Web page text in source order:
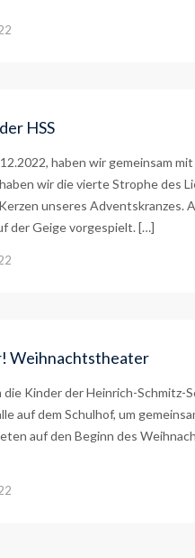
HSS
haben wir gemeinsam
wir die vierte Strophe des
unseres Adventskranzes.
der Geige vorgespielt. […]
Weihnachtstheater
Kinder der Heinrich-Schmitz-
auf dem Schulhof, um
auf den Beginn des